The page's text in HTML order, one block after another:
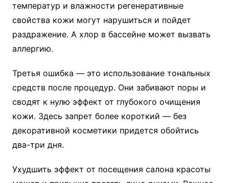
температур и влажности регенеративные
свойства кожи могут нарушиться и пойдет
раздражение. А хлор в бассейне может вызвать
аллергию.
Третья ошибка — это использование тональных
средств после процедур. Они забивают поры и
сводят к нулю эффект от глубокого очищения
кожи. Здесь запрет более короткий — без
декоративной косметики придется обойтись
два-три дня.
Ухудшить эффект от посещения салона красоты